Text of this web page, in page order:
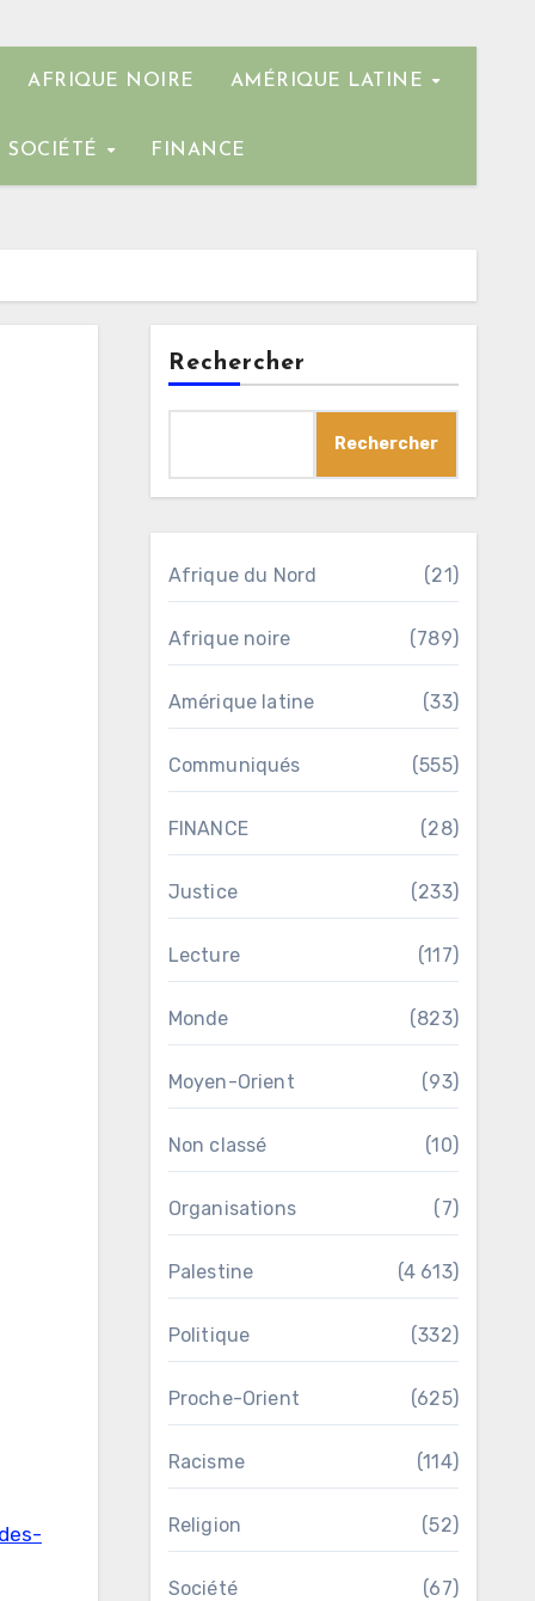
AFRIQUE NOIRE AMÉRIQUE LATINE
SOCIÉTÉ FINANCE
Rechercher
Rechercher
Afrique du Nord (21)
Afrique noire (789)
Amérique latine (33)
Communiqués (555)
FINANCE (28)
Justice (233)
Lecture (117)
Monde (823)
Moyen-Orient (93)
Non classé (10)
Organisations (7)
Palestine (4 613)
Politique (332)
Proche-Orient (625)
Racisme (114)
Religion (52)
Société (67)